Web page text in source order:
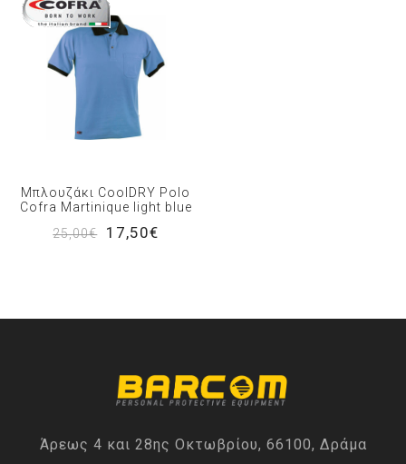
Μπλουζάκι CoolDRY Polo
Cofra Martinique light blue
25,00€
17,50€
Άρεως 4 και 28ης Οκτωβρίου, 66100, Δράμα